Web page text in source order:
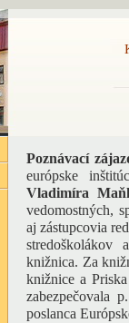
Poznávací
európske
Vladimíra
vedomostných,
aj zástupcovia
stredoškolákov
knižnica. Za
knižnice a
zabezpečovala
poslanca